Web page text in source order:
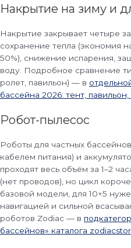
Накрытие на зиму и
Накрытие закрывает четыре
сохранение тепла (экономия
50%), снижение испарения,
воду. Подробное сравнение
ролет, павильон) — в
бассейна 2026: тент,
Робот-пылесос
Роботы для частных
кабелем питания) и
проходят весь объём за 1–2
(нет проводов), но цикл
базовой модели, для 10×5
навигацией и сильной
роботов Zodiac — в
бассейнов» каталога